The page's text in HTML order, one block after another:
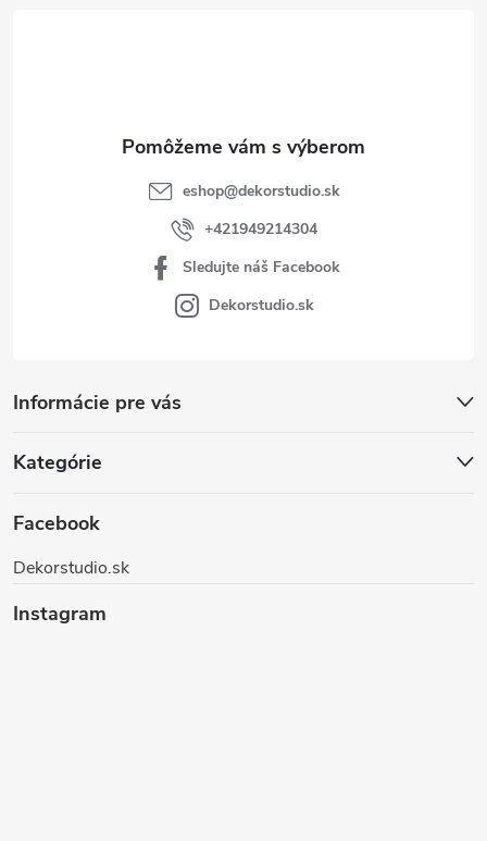
Informácie pre vás
Kategórie
Facebook
Dekorstudio.sk
Instagram
eshop@dekorstudio.sk
+421949214304
Sledujte náš Facebook
Dekorstudio.sk